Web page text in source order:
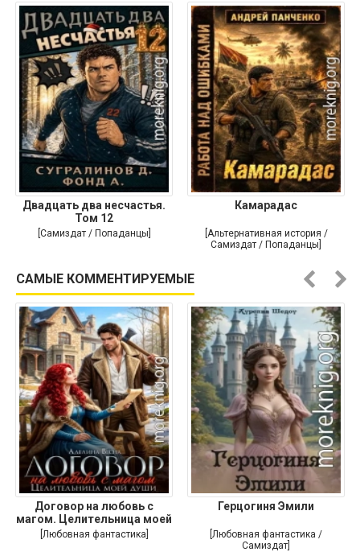
Двадцать два несчастья.
Том 12
[Самиздат / Попаданцы]
Камарадас
[Альтернативная история /
Самиздат / Попаданцы]
САМЫЕ КОММЕНТИРУЕМЫЕ
Договор на любовь с
магом. Целительница моей
души
[Любовная фантастика]
Герцогиня Эмили
[Любовная фантастика /
Самиздат]